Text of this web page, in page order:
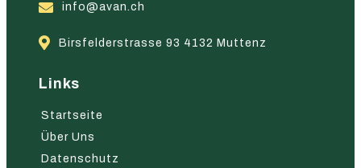
info@avan.ch
Birsfelderstrasse 93 4132 Muttenz
Links
Startseite
Über Uns
Datenschutz